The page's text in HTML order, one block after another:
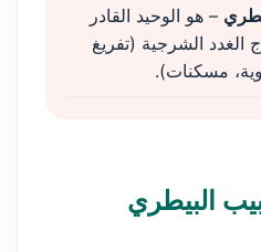
– هو الوحيد القادر
الشرجية (تفريغ
مسكنات).
البيطري